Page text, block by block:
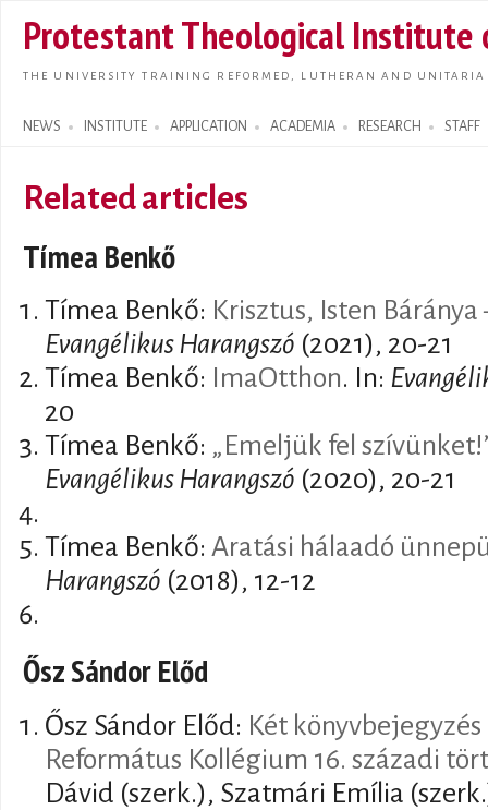
main
Protestant Theological Institute
THE UNIVERSITY TRAINING REFORMED, LUTHERAN AND
NEWS INSTITUTE APPLICATION ACADEMIA RESEARCH STAFF
Search form
Related articles
Tímea Benkő
Tímea Benkő: Krisztus, Isten Báránya
Evangélikus Harangszó (2021), 20-21
Tímea Benkő:
ImaOtthon. In:
20
Tímea Benkő: „Emeljük fel
Evangélikus Harangszó (2020), 20-21
Tímea Benkő: Aratási hálaadó
Harangszó (2018), 12-12
Ősz Sándor Előd
Ősz Sándor Előd: Két könyvbejegyzés
Református Kollégium 16. századi
Dávid (szerk.), Szatmári Emília